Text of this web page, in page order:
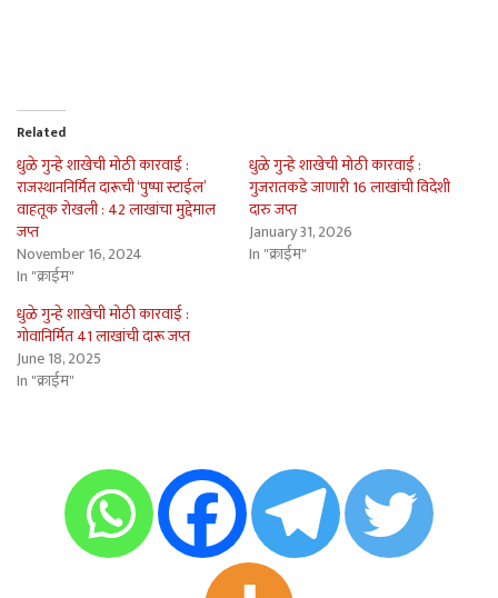
Related
धुळे गुन्हे शाखेची मोठी कारवाई :
राजस्थाननिर्मित दारूची ‘पुष्पा स्टाईल’
वाहतूक रोखली : 42 लाखांचा मुद्देमाल
जप्त
November 16, 2024
In "क्राईम"
धुळे गुन्हे शाखेची मोठी कारवाई :
गुजरातकडे जाणारी 16 लाखांची विदेशी
दारु जप्त
January 31, 2026
In "क्राईम"
धुळे गुन्हे शाखेची मोठी कारवाई :
गोवानिर्मित 41 लाखांची दारू जप्त
June 18, 2025
In "क्राईम"